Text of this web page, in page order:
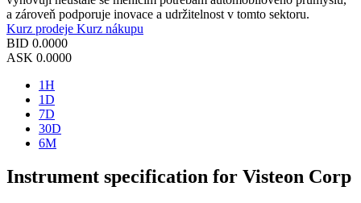
a zároveň podporuje inovace a udržitelnost v tomto sektoru.
Kurz prodeje Kurz nákupu
BID 0.0000
ASK 0.0000
1H
1D
7D
30D
6M
Instrument specification for Visteon Corp